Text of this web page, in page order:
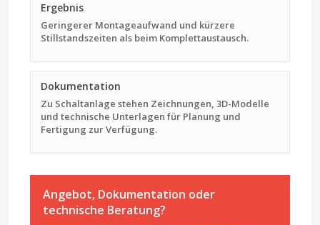
Ergebnis
Geringerer Montageaufwand und kürzere
Stillstandszeiten als beim Komplettaustausch.
Dokumentation
Zu Schaltanlage stehen Zeichnungen, 3D-Modelle
und technische Unterlagen für Planung und
Fertigung zur Verfügung.
Angebot, Dokumentation oder
technische Beratung?